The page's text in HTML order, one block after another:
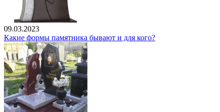
09.03.2023
Какие формы памятника бывают и для кого?